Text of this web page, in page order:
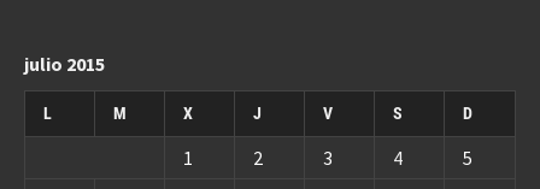
julio 2015
L M X J V S D
1 2 3 4
5